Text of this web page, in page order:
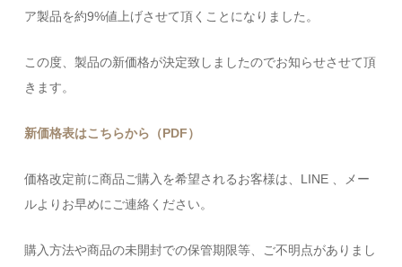
ア製品を約9%値上げさせて頂くことになりました。
この度、製品の新価格が決定致しましたのでお知らせさせて頂
きます。
新価格表はこちらから（PDF）
価格改定前に商品ご購入を希望されるお客様は、LINE 、メー
ルよりお早めにご連絡ください。
購入方法や商品の未開封での保管期限等、ご不明点がありまし